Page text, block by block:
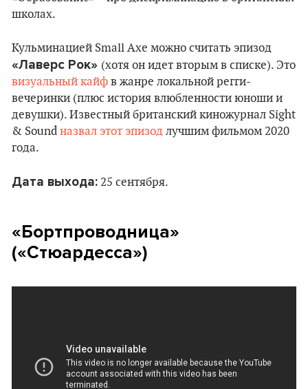
школах.
Кульминацией Small Axe можно считать эпизод
«Лаверс Рок» (хотя он идет вторым в списке). Это
визуальный кайф в жанре локальной регги-
вечеринки (плюс история влюбленности юноши и
девушки). Известный британский киножурнал Sight
& Sound назвал этот эпизод лучшим фильмом 2020
года.
Дата выхода: 25 сентября.
«Бортпроводница»
(«Стюардесса»)